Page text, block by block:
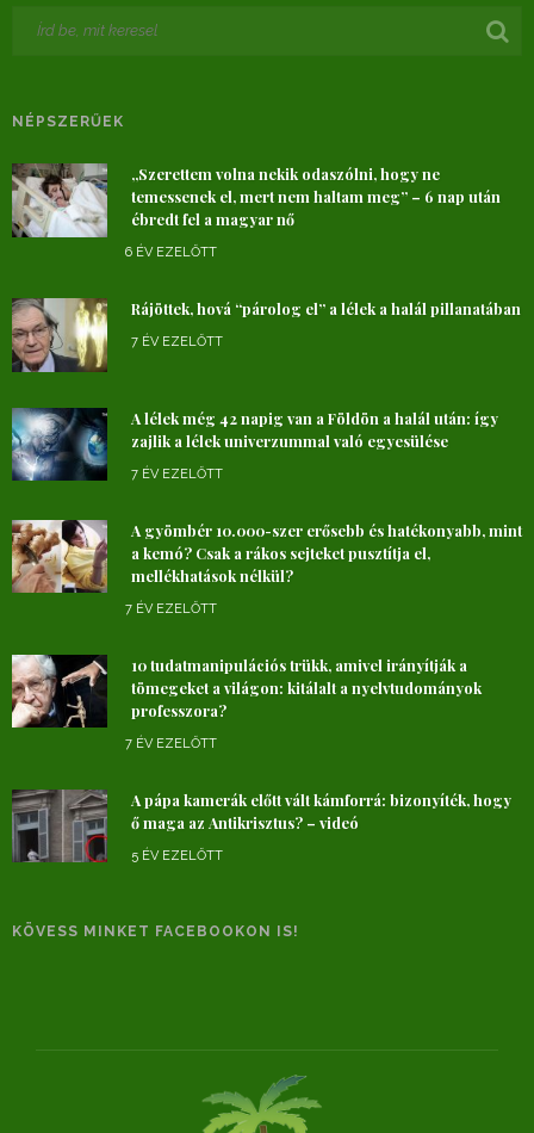
NÉPSZERŰEK
„Szerettem volna nekik odaszólni, hogy ne
temessenek el, mert nem haltam meg” – 6 nap után
ébredt fel a magyar nő
6 ÉV EZELŐTT
Rájöttek, hová “párolog el” a lélek a halál pillanatában
7 ÉV EZELŐTT
A lélek még 42 napig van a Földön a halál után: így
zajlik a lélek univerzummal való egyesülése
7 ÉV EZELŐTT
A gyömbér 10.000-szer erősebb és hatékonyabb, mint
a kemó? Csak a rákos sejteket pusztítja el,
mellékhatások nélkül?
7 ÉV EZELŐTT
10 tudatmanipulációs trükk, amivel irányítják a
tömegeket a világon: kitálalt a nyelvtudományok
professzora?
7 ÉV EZELŐTT
A pápa kamerák előtt vált kámforrá: bizonyíték, hogy
ő maga az Antikrisztus? – videó
5 ÉV EZELŐTT
KÖVESS MINKET FACEBOOKON IS!